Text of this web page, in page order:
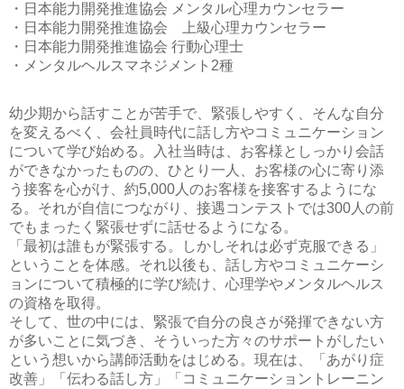
・日本能力開発推進協会 メンタル心理カウンセラー
・日本能力開発推進協会 上級心理カウンセラー
・日本能力開発推進協会 行動心理士
・メンタルヘルスマネジメント2種
幼少期から話すことが苦手で、緊張しやすく、そんな自分
を変えるべく、会社員時代に話し方やコミュニケーション
について学び始める。入社当時は、お客様としっかり会話
ができなかったものの、ひとり一人、お客様の心に寄り添
う接客を心がけ、約5,000人のお客様を接客するようにな
る。それが自信につながり、接遇コンテストでは300人の前
でもまったく緊張せずに話せるようになる。
「最初は誰もが緊張する。しかしそれは必ず克服できる」
ということを体感。それ以後も、話し方やコミュニケーシ
ョンについて積極的に学び続け、心理学やメンタルヘルス
の資格を取得。
そして、世の中には、緊張で自分の良さが発揮できない方
が多いことに気づき、そういった方々のサポートがしたい
という想いから講師活動をはじめる。現在は、「あがり症
改善」「伝わる話し方」「コミュニケーショントレーニン